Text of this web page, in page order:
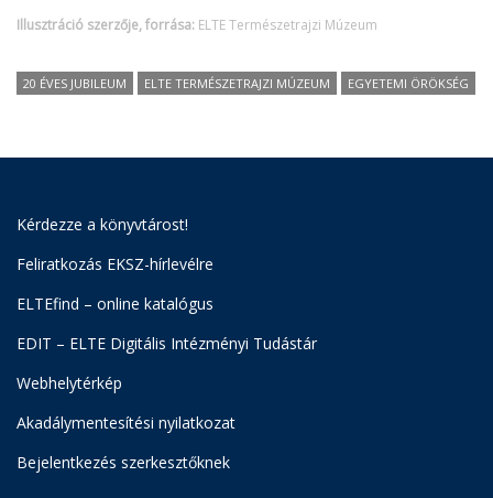
Illusztráció szerzője, forrása: ELTE Természetrajzi Múzeum
20 ÉVES JUBILEUM ELTE TERMÉSZETRAJZI MÚZEUM EGYETEMI ÖRÖKSÉG
Kérdezze a könyvtárost!
Feliratkozás EKSZ-hírlevélre
ELTEfind – online katalógus
EDIT – ELTE Digitális Intézményi Tudástár
Webhelytérkép
Akadálymentesítési nyilatkozat
Bejelentkezés szerkesztőknek